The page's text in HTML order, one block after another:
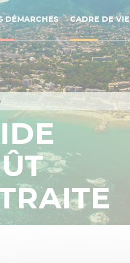
DÉMARCHES CADRE DE VIE